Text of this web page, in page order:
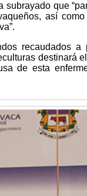
subrayado que
así
recaudados
destinará
de esta